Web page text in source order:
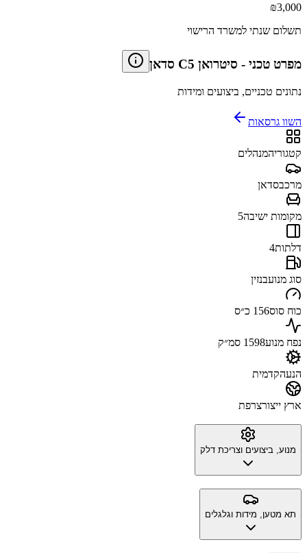
₪3,000
תשלום שנתי למשרד הרישוי
מפרט טכני - סיטרואן C5 סדאן
נתונים טכניים, ביצועים ומידות
השוו גרסאות
קטגוריהמנהלים
מרכבסדאן
מקומות ישיבה5
דלתות4
סוג מנועבנזין
כוח סוס156 כ״ס
נפח מנוע1598 סמ״ק
הנעהקדמית
ארץ ייצורצרפת
מנוע, ביצועים וצריכת דלק
תא מטען, מידות וגלגלים